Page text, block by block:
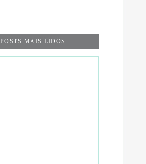
POSTS MAIS LIDOS